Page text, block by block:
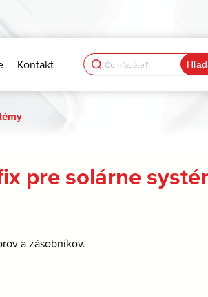
Kontakt Search
for:
pre solárne
a zásobníkov.